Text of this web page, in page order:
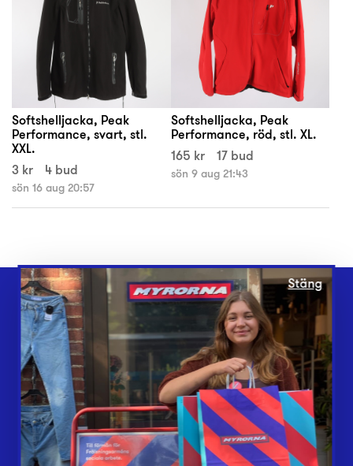
Softshelljacka, Peak
Performance, svart, stl.
XXL.
3 kr
4 bud
sön 16 aug 20:57
Softshelljacka, Peak
Performance, röd, stl. XL.
165 kr
17 bud
sön 9 aug 21:43
Webbshop
Butiker
Lämna in
Vårt överskott
Inlämningsplatser
Om Myrorna
Stäng